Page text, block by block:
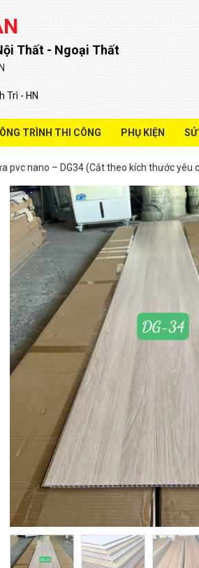
Thất - Ngoại Thất
Trì - HN
TRÌNH THI CÔNG PHỤ KIỆN SỬ
pvc nano – DG34 (Cắt theo kích thước yêu